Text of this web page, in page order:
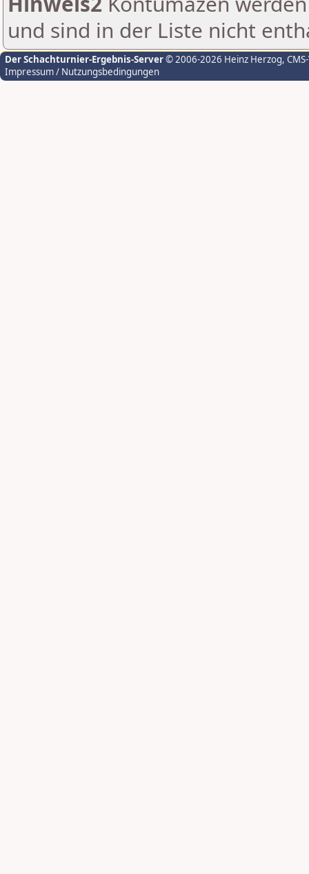
und sind in der Liste nicht
Der Schachturnier-Ergebnis-Server© 2006-2026 Heinz Herzog,
Impressum / Nutzungsbedingungen